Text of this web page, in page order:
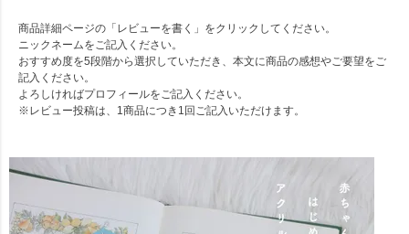
商品詳細ページの「レビューを書く」をクリックしてください。
ニックネームをご記入ください。
おすすめ度を5段階から選択していただき、本文に商品の感想やご要望をご
記入ください。
よろしければプロフィールをご記入ください。
※レビュー投稿は、1商品につき1回ご記入いただけます。